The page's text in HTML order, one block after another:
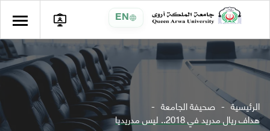
EN
الرئيسية صحيفة الجامعة
هداف ريال مدريد في 2018.. ليس مدريديا